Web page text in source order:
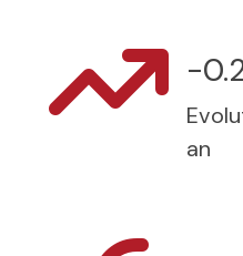
-
an